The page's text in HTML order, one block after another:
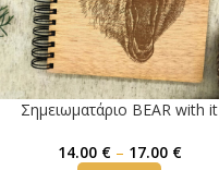
Σημειωματάριο ΒΕΑR with it
14.00 € – 17.00 €